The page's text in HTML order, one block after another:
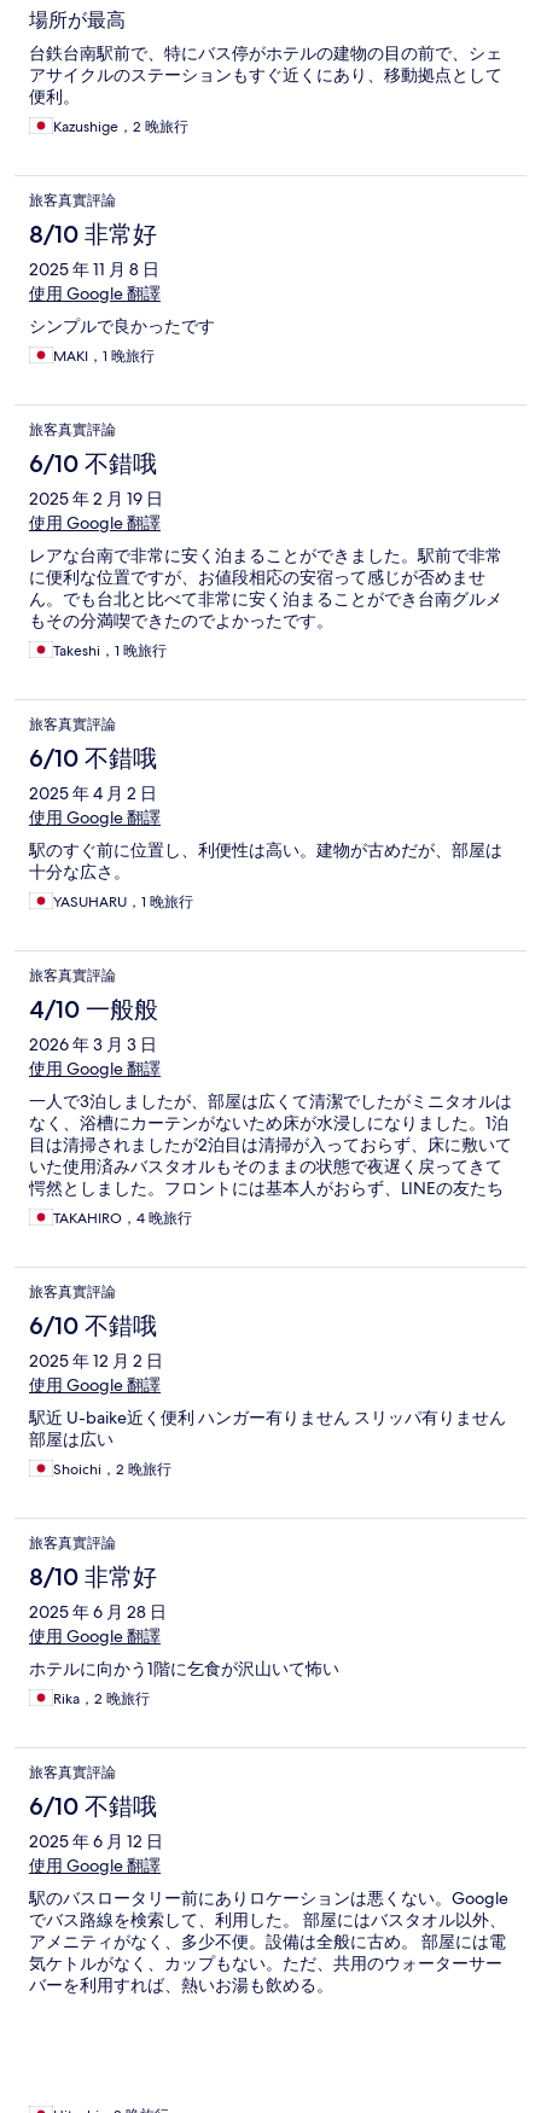
場所が最高
台鉄台南駅前で、特にバス停がホテルの建物の目の前で、シェ
アサイクルのステーションもすぐ近くにあり、移動拠点として
便利。
Kazushige，2 晚旅行
旅客真實評論
8/10 非常好
2025 年 11 月 8 日
使用 Google 翻譯
シンプルで良かったです
MAKI，1 晚旅行
旅客真實評論
6/10 不錯哦
2025 年 2 月 19 日
使用 Google 翻譯
レアな台南で非常に安く泊まることができました。駅前で非常
に便利な位置ですが、お値段相応の安宿って感じが否めませ
ん。でも台北と比べて非常に安く泊まることができ台南グルメ
もその分満喫できたのでよかったです。
Takeshi，1 晚旅行
旅客真實評論
6/10 不錯哦
2025 年 4 月 2 日
使用 Google 翻譯
駅のすぐ前に位置し、利便性は高い。建物が古めだが、部屋は
十分な広さ。
YASUHARU，1 晚旅行
旅客真實評論
4/10 一般般
2026 年 3 月 3 日
使用 Google 翻譯
一人で3泊しましたが、部屋は広くて清潔でしたがミニタオルは
なく、浴槽にカーテンがないため床が水浸しになりました。1泊
目は清掃されましたが2泊目は清掃が入っておらず、床に敷いて
いた使用済みバスタオルもそのままの状態で夜遅く戻ってきて
愕然としました。フロントには基本人がおらず、LINEの友たち
登録をして連絡を取る方式です。バスタオルはもらえました
が、フロントに一声かけない限り部屋の清掃はしないとのこと
TAKAHIRO，4 晚旅行
旅客真實評論
6/10 不錯哦
2025 年 12 月 2 日
使用 Google 翻譯
駅近 U-baike近く便利 ハンガー有りません スリッパ有りません
部屋は広い
Shoichi，2 晚旅行
旅客真實評論
8/10 非常好
2025 年 6 月 28 日
使用 Google 翻譯
ホテルに向かう1階に乞食が沢山いて怖い
Rika，2 晚旅行
旅客真實評論
6/10 不錯哦
2025 年 6 月 12 日
使用 Google 翻譯
駅のバスロータリー前にありロケーションは悪くない。Google
でバス路線を検索して、利用した。 部屋にはバスタオル以外、
アメニティがなく、多少不便。設備は全般に古め。 部屋には電
気ケトルがなく、カップもない。ただ、共用のウォーターサー
バーを利用すれば、熱いお湯も飲める。